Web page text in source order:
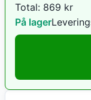
Total: 869 kr
På lager